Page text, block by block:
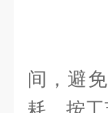
根
间，避